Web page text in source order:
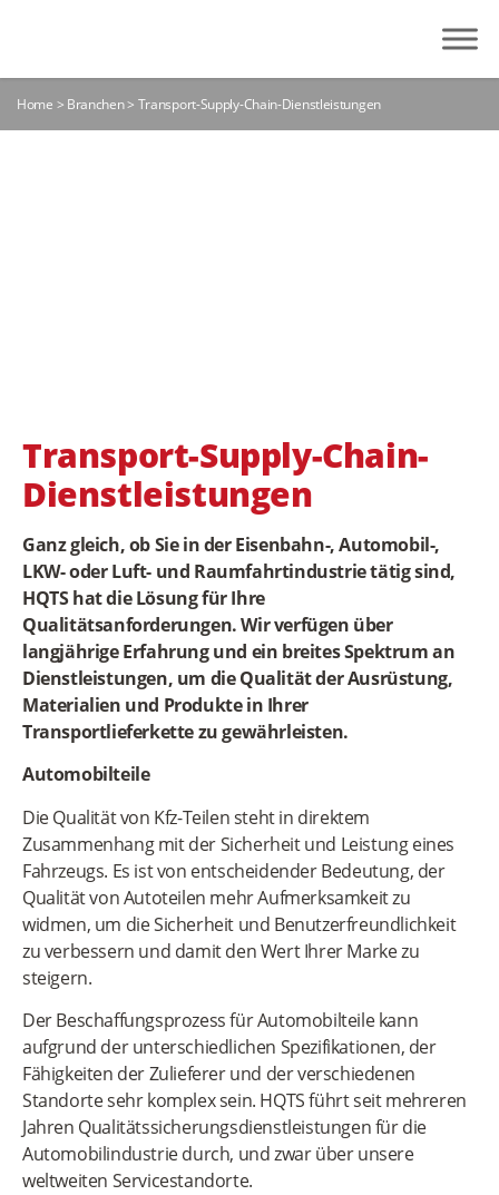
Home > Branchen> Transport-Supply-Chain-Dienstleistungen
Transport-Supply-Chain-
Dienstleistungen
Ganz gleich, ob Sie in der Eisenbahn-, Automobil-,
LKW- oder Luft- und Raumfahrtindustrie tätig sind,
HQTS hat die Lösung für Ihre
Qualitätsanforderungen. Wir verfügen über
langjährige Erfahrung und ein breites Spektrum an
Dienstleistungen, um die Qualität der Ausrüstung,
Materialien und Produkte in Ihrer
Transportlieferkette zu gewährleisten.
Automobilteile
Die Qualität von Kfz-Teilen steht in direktem
Zusammenhang mit der Sicherheit und Leistung eines
Fahrzeugs. Es ist von entscheidender Bedeutung, der
Qualität von Autoteilen mehr Aufmerksamkeit zu
widmen, um die Sicherheit und Benutzerfreundlichkeit
zu verbessern und damit den Wert Ihrer Marke zu
steigern.
Der Beschaffungsprozess für Automobilteile kann
aufgrund der unterschiedlichen Spezifikationen, der
Fähigkeiten der Zulieferer und der verschiedenen
Standorte sehr komplex sein. HQTS führt seit mehreren
Jahren Qualitätssicherungsdienstleistungen für die
Automobilindustrie durch, und zwar über unsere
weltweiten Servicestandorte.